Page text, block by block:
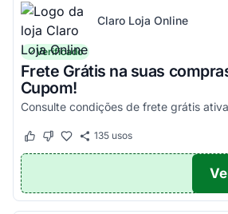
Claro Loja Online
Verificado
Frete Grátis na suas
Cupom!
Este cupom funcionou
Este cupom não funcionou
135usos